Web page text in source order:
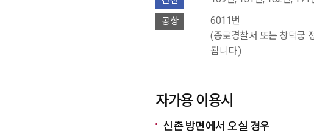
공항
6011번
(종로경찰서 또는 창덕궁
됩니다.)
자가용 이용시
신촌 방면에서 오실 경우